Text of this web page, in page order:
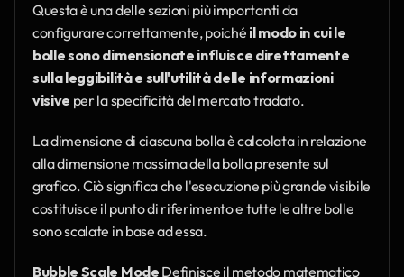
Questa è una delle sezioni più importanti da
configurare correttamente, poiché il modo in cui le
bolle sono dimensionate influisce direttamente
sulla leggibilità e sull'utilità delle informazioni
visive per la specificità del mercato tradato.
La dimensione di ciascuna bolla è calcolata in relazione
alla dimensione massima della bolla presente sul
grafico. Ciò significa che l'esecuzione più grande visibile
costituisce il punto di riferimento e tutte le altre bolle
sono scalate in base ad essa.
Bubble Scale Mode Definisce il metodo matematico